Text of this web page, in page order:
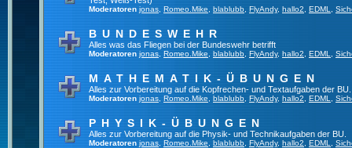
Moderatoren jonas Romeo.Mike blablubb FlyAndy, hallo2 EDML
BUNDESWEHR
Alles was das Fliegen bei der Bundeswehr betrifft
Moderatoren jonas Romeo.Mike blablubb FlyAndy, hallo2 EDML
MATHEMATIK-ÜBUNGEN
Alles zur Vorbereitung auf die Kopfrechen- und Textaufgaben der BU.
Moderatoren jonas Romeo.Mike blablubb FlyAndy, hallo2 EDML
PHYSIK-ÜBUNGEN
Alles zur Vorbereitung auf die Physik- und Technikaufgaben der BU.
Moderatoren jonas Romeo.Mike blablubb FlyAndy, hallo2 EDML